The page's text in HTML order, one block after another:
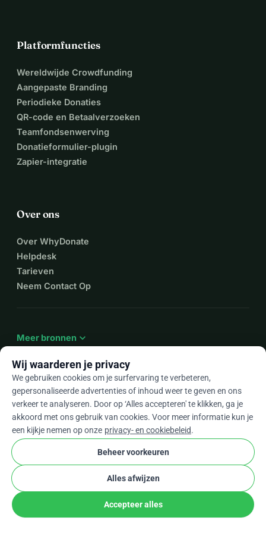
Platformfuncties
Wereldwijde Crowdfunding
Aangepaste Branding
Periodieke Donaties
QR-code en Betaalverzoeken
Teamfondsenwerving
Donatieformulier-plugin
Zapier-integratie
Over ons
Over WhyDonate
Helpdesk
Tarieven
Neem Contact Op
Meer bronnen expand_more
Nlarrow_drop_down
★★★★★ 4,9 / 5 op basis van 500+ reviews
WhyDonatePrivacy en cookies
Cookie-instellingen
stripe check Geverifieerde Partner
Wij waarderen je privacy
We gebruiken cookies om je surfervaring te verbeteren,
gepersonaliseerde advertenties of inhoud weer te geven en ons
verkeer te analyseren. Door op ‘Alles accepteren' te klikken, ga je
akkoord met ons gebruik van cookies. Voor meer informatie kun je
een kijkje nemen op onze privacy- en cookiebeleid.
Beheer voorkeuren
Alles afwijzen
Accepteer alles